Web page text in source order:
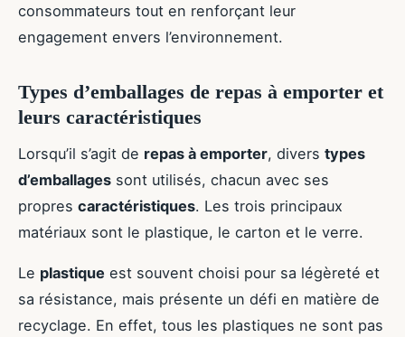
consommateurs tout en renforçant leur
engagement envers l’environnement.
Types d’emballages de repas à emporter et
leurs caractéristiques
Lorsqu’il s’agit de repas à emporter, divers types
d’emballages sont utilisés, chacun avec ses
propres caractéristiques. Les trois principaux
matériaux sont le plastique, le carton et le verre.
Le plastique est souvent choisi pour sa légèreté et
sa résistance, mais présente un défi en matière de
recyclage. En effet, tous les plastiques ne sont pas